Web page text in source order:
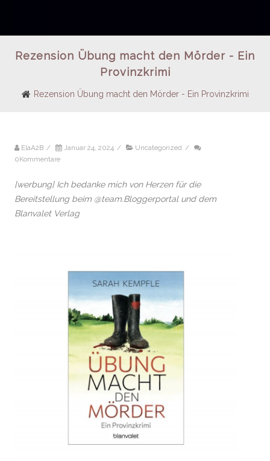
Rezension Übung macht den Mörder - Ein
Provinzkrimi
Rezension Übung macht den Mörder - Ein Provinzkrimi
ElaA2B / Januar 24, 2024 / Uncategorized /
0Kommentare
[werbung] Ich bedanke mich von Herzen für die
Bereitstellung beim @team.Bloggerportal und dem
Blanvalet Verlag